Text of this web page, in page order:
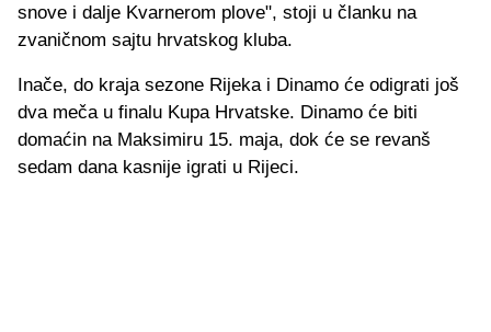
snove i dalje Kvarnerom plove", stoji u članku na
zvaničnom sajtu hrvatskog kluba.
Inače, do kraja sezone Rijeka i Dinamo će odigrati još
dva meča u finalu Kupa Hrvatske. Dinamo će biti
domaćin na Maksimiru 15. maja, dok će se revanš
sedam dana kasnije igrati u Rijeci.